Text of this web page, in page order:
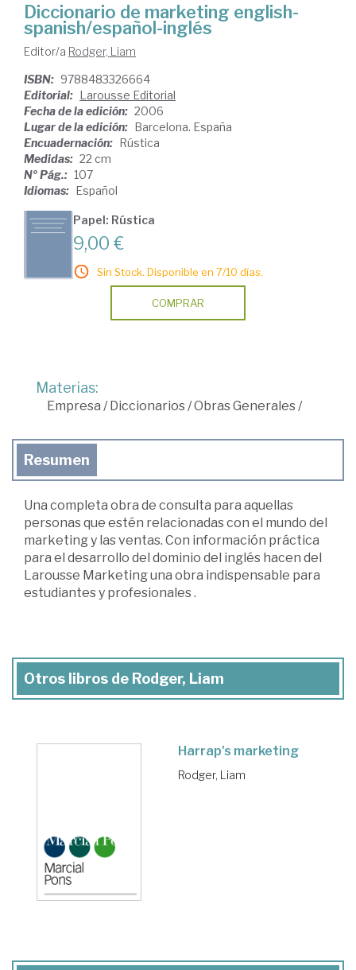
Diccionario de marketing english-
spanish/español-inglés
Editor/a Rodger, Liam
ISBN: 9788483326664
Editorial: Larousse Editorial
Fecha de la edición: 2006
Lugar de la edición: Barcelona. España
Encuadernación: Rústica
Medidas: 22 cm
Nº Pág.: 107
Idiomas: Español
Papel: Rústica
9,00 €
Sin Stock. Disponible en 7/10 días.
COMPRAR
Materias:
Empresa /Diccionarios/Obras Generales/
Resumen
Una completa obra de consulta para aquellas
personas que estén relacionadas con el mundo del
marketing y las ventas. Con información práctica
para el desarrollo del dominio del inglés hacen del
Larousse Marketing una obra indispensable para
estudiantes y profesionales .
Otros libros de Rodger, Liam
Harrap's marketing
Rodger, Liam